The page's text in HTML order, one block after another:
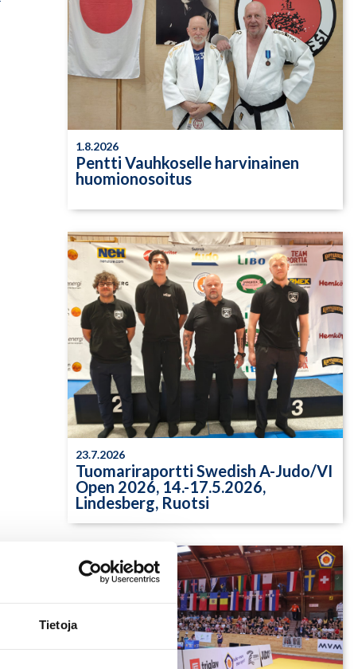
Tietoja
1.8.2026
Pentti Vauhkoselle harvinainen
huomionosoitus
23.7.2026
Tuomariraportti Swedish A-Judo/VI
Open 2026, 14.-17.5.2026,
Lindesberg, Ruotsi